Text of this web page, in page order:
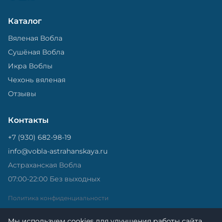
Каталог
Вяленая Вобла
Сушёная Вобла
Икра Воблы
Чехонь вяленая
Отзывы
Контакты
+7 (930) 682-98-19
info@vobla-astrahanskaya.ru
Астраханская Вобла
07:00-22:00 Без выходных
Политика конфиденциальности